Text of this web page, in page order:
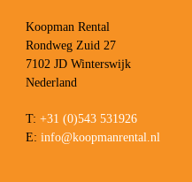
Koopman Rental
Rondweg Zuid 27
7102 JD Winterswijk
Nederland
T: +31 (0)543 531926
E: info@koopmanrental.nl